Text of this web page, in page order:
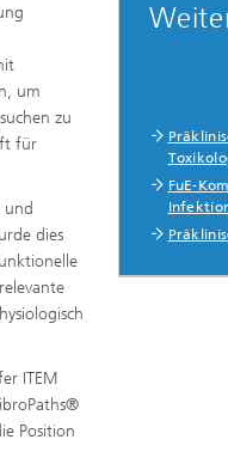
um
zu
für
und
dies
ITEM
Position
FuE-